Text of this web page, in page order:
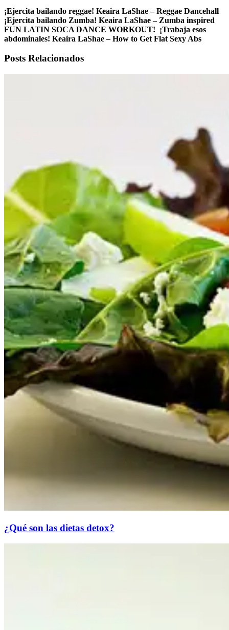
¡Ejercita bailando reggae! Keaira LaShae – Reggae Dancehall
¡Ejercita bailando Zumba! Keaira LaShae – Zumba inspired
FUN LATIN SOCA DANCE WORKOUT! ¡Trabaja esos
abdominales! Keaira LaShae – How to Get Flat Sexy Abs
Posts Relacionados
¿Qué son las dietas detox?